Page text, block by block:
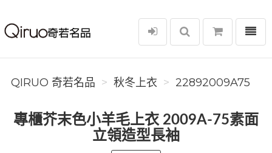
Qiruo 奇若名品
選單
QIRUO 奇若名品 秋冬上衣 22892009A75
專櫃芥末色小羊毛上衣 2009A-75素面
立領造型長袖